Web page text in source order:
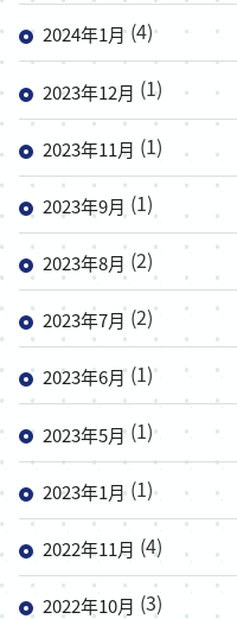
2024年1月(4)
2023年12月 (1)
2023年11月 (1)
2023年9月 (1)
2023年8月 (2)
2023年7月(2)
2023年6月(1)
2023年5月(1)
2023年1月(1)
2022年11月 (4)
2022年10月 (3)